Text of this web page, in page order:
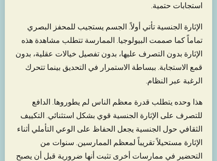
استجابات حتمية.
الإثارة الجنسية تأتي أولاً. الجسم يستجيب للمحفز البصري
تماماً كما صممت البيولوجيا. الممارسة تتطلب مشاهدة هذه
الإثارة بدون التصرف عليها، بدون تفصيل خيالات عقلية، بدون
قمع الاستجابة. ببساطة الاستمرار في التحديق بينما تتحرك
الرغبة عبر النظام.
هذا وحده يتطلب قدرة معظم الناس لم يطوروها. الدافع
للتصرف على الإثارة الجنسية قوي بشكل استثنائي. التكييف
الثقافي حول الجنسية يجعل الحفاظ على الوعي التأملي أثناء
الإثارة مستحيلاً تقريباً لمعظم الممارسين. سنوات من
التحضير في ممارسات أخرى تثبت أنها ضرورية قبل أن يصبح